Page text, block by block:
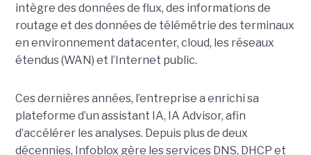
intègre des données de flux, des informations de
routage et des données de télémétrie des terminaux
en environnement datacenter, cloud, les réseaux
étendus (WAN) et l’Internet public.
Ces dernières années, l’entreprise a enrichi sa
plateforme d’un assistant IA, IA Advisor, afin
d’accélérer les analyses. Depuis plus de deux
décennies, Infoblox gère les services DNS, DHCP et